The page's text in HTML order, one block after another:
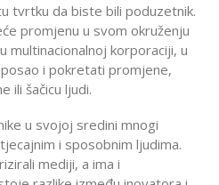
tvrtku da biste bili poduzetnik.
promjenu u svom okruženju
multinacionalnoj korporaciji, u
i pokretati promjene,
ili šačicu ljudi.
u svojoj sredini mnogi
i sposobnim ljudima.
mediji, a ima i